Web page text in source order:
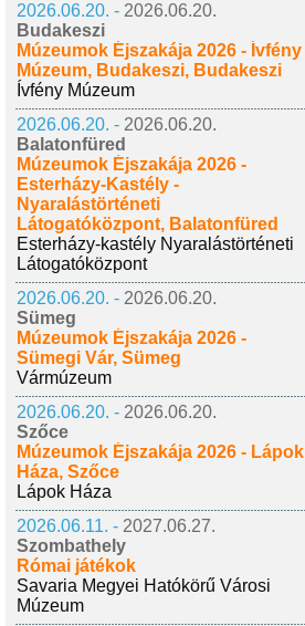
2026.06.20. - 2026.06.20.
Budakeszi
Múzeumok Éjszakája 2026 - Ívfény
Múzeum, Budakeszi, Budakeszi
Ívfény Múzeum
2026.06.20. - 2026.06.20.
Balatonfüred
Múzeumok Éjszakája 2026 -
Esterházy-Kastély -
Nyaralástörténeti
Látogatóközpont, Balatonfüred
Esterházy-kastély Nyaralástörténeti
Látogatóközpont
2026.06.20. - 2026.06.20.
Sümeg
Múzeumok Éjszakája 2026 -
Sümegi Vár, Sümeg
Vármúzeum
2026.06.20. - 2026.06.20.
Szőce
Múzeumok Éjszakája 2026 - Lápok
Háza, Szőce
Lápok Háza
2026.06.11. - 2027.06.27.
Szombathely
Római játékok
Savaria Megyei Hatókörű Városi
Múzeum